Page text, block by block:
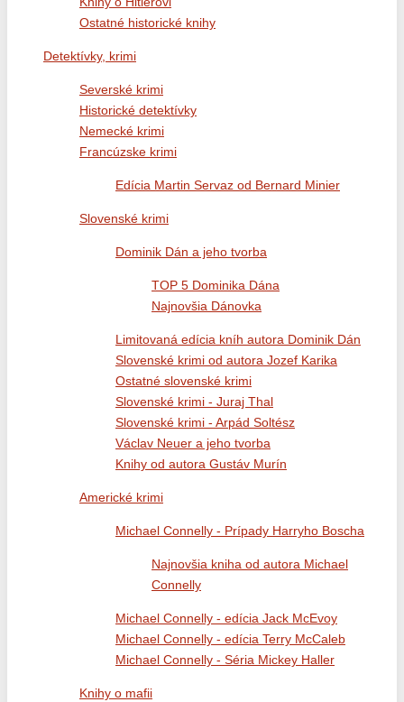
Ostatné historické knihy
Detektívky, krimi
Severské krimi
Historické detektívky
Nemecké krimi
Francúzske krimi
Edícia Martin Servaz od Bernard Minier
Slovenské krimi
Dominik Dán a jeho tvorba
TOP 5 Dominika Dána
Najnovšia Dánovka
Limitovaná edícia kníh autora Dominik Dán
Slovenské krimi od autora Jozef Karika
Ostatné slovenské krimi
Slovenské krimi - Juraj Thal
Slovenské krimi - Arpád Soltész
Václav Neuer a jeho tvorba
Knihy od autora Gustáv Murín
Americké krimi
Michael Connelly - Prípady Harryho Boscha
Najnovšia kniha od autora Michael
Connelly
Michael Connelly - edícia Jack McEvoy
Michael Connelly - edícia Terry McCaleb
Michael Connelly - Séria Mickey Haller
Knihy o mafii